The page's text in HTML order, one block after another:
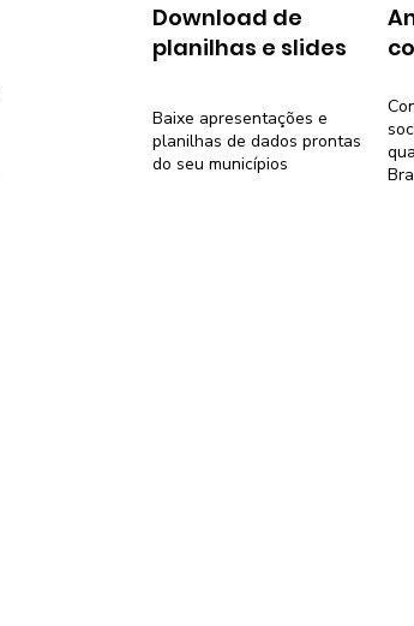
Download de
planilhas e slides
Baixe apresentações e
planilhas de dados prontas
do seu municípios